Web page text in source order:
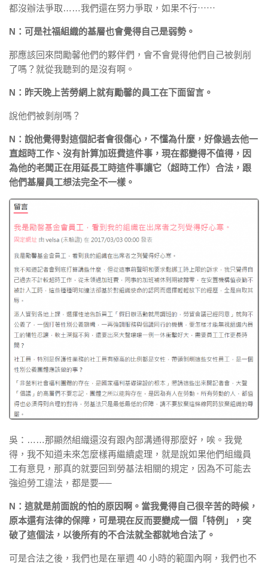
都沒辦法爭取……我們還在努力爭取，如果不行⋯⋯
N：可是社福組織的基層也會覺得自己是弱勢。
那應該回來問勵馨他們的夥伴們，會不會覺得他們自己被剝削
了嗎？就從我聽到的是沒有啊。
N：昨天晚上苦勞網上就有勵馨的員工在下面留言。
說他們被剝削嗎？
N：說他覺得對這個記者會很傷心，不懂為什麼，好像過去他一
直超時工作、沒有計算加班費這件事，現在都變得不值得，因
為他的老闆正在用延長工時這件事讓它（超時工作）合法，跟
他們基層員工想法完全不一樣。
吳：……那顯然組織還沒有跟內部溝通得那麼好，唉。我覺
得，我不知道未來怎麼樣再繼續處理，就是說如果他們組織員
工有意見，那真的就要回到勞基法相關的規定，因為不可能去
強迫勞工違法，都是要──
N：這就是前面說的怕的原因啊。當我覺得自己很辛苦的時候，
原本還有法律的保障，可是現在反而要變成一個「特例」，突
破了這個法，以後所有的不合法就全都就地合法了。
可是合法之後，我們也是在單週 40 小時的範圍內啊，我們也不